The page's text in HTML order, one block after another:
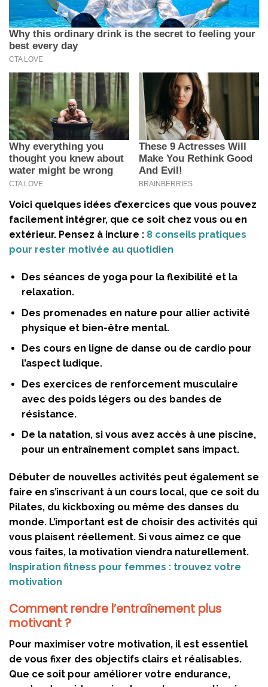
Voici quelques idées d’exercices que vous pouvez
facilement intégrer, que ce soit chez vous ou en
extérieur. Pensez à inclure : 8 conseils pratiques
pour rester motivée au quotidien
Des séances de yoga pour la flexibilité et la
relaxation.
Des promenades en nature pour allier activité
physique et bien-être mental.
Des cours en ligne de danse ou de cardio pour
l’aspect ludique.
Des exercices de renforcement musculaire
avec des poids légers ou des bandes de
résistance.
De la natation, si vous avez accès à une piscine,
pour un entraînement complet sans impact.
Débuter de nouvelles activités peut également se
faire en s’inscrivant à un cours local, que ce soit du
Pilates, du kickboxing ou même des danses du
monde. L’important est de choisir des activités qui
vous plaisent réellement. Si vous aimez ce que
vous faites, la motivation viendra naturellement.
Inspiration fitness pour femmes : trouvez votre
motivation
Comment rendre l’entraînement plus
motivant ?
Pour maximiser votre motivation, il est essentiel
de vous fixer des objectifs clairs et réalisables.
Que ce soit pour améliorer votre endurance,